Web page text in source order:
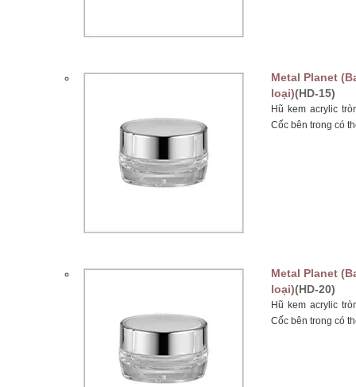
Metal Planet
loại)(HD-15)
Hũ kem acrylic
Cốc bên trong có
Metal Planet
loại)(HD-20)
Hũ kem acrylic
Cốc bên trong có